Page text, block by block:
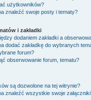
użytkowników?
znaleźć swoje posty i tematy?
i zakładki
dodaniem zakładki a
dodać zakładkę do wybranych
forum?
obserwowanie forum, tematu?
są dozwolone na tej witrynie?
znaleźć wszystkie swoje